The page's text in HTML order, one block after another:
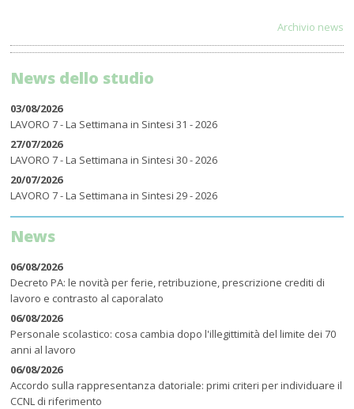
Archivio news
News dello studio
03/08/2026
LAVORO 7 - La Settimana in Sintesi 31 - 2026
27/07/2026
LAVORO 7 - La Settimana in Sintesi 30 - 2026
20/07/2026
LAVORO 7 - La Settimana in Sintesi 29 - 2026
News
06/08/2026
Decreto PA: le novità per ferie, retribuzione, prescrizione crediti di
lavoro e contrasto al caporalato
06/08/2026
Personale scolastico: cosa cambia dopo l'illegittimità del limite dei 70
anni al lavoro
06/08/2026
Accordo sulla rappresentanza datoriale: primi criteri per individuare il
CCNL di riferimento